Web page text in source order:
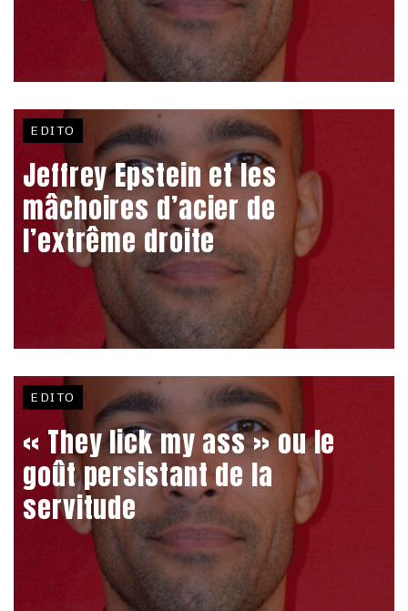
EDITO
Jeffrey Epstein et les
mâchoires d’acier de
l’extrême droite
EDITO
« They lick my ass » ou le
goût persistant de la
servitude